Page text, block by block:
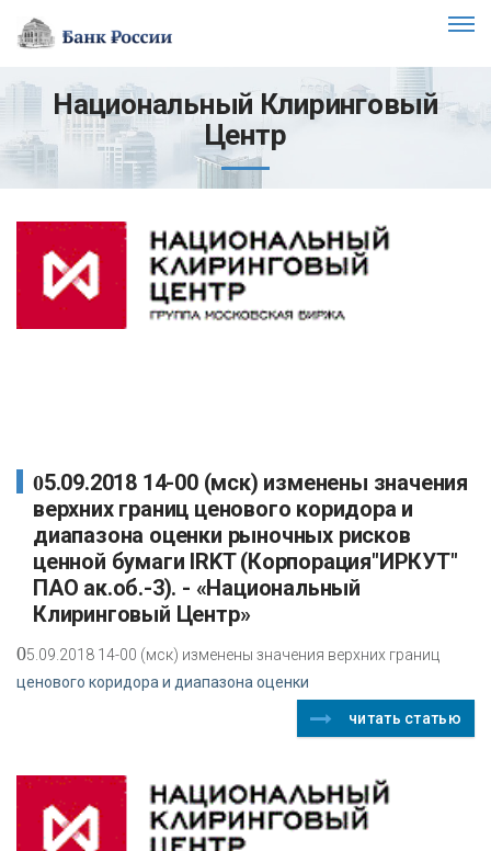
Национальный Клиринговый
Центр
05.09.2018 14-00 (мск) изменены значения
верхних границ ценового коридора и
диапазона оценки рыночных рисков
ценной бумаги IRKT (Корпорация"ИРКУТ"
ПАО ак.об.-3). - «Национальный
Клиринговый Центр»
05.09.2018 14-00 (мск) изменены значения верхних границ
ценового коридора и диапазона оценки
читать статью